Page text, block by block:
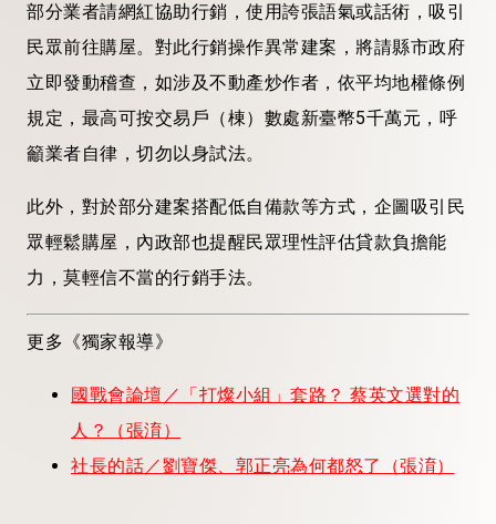
部分業者請網紅協助行銷，使用誇張語氣或話術，吸引
民眾前往購屋。對此行銷操作異常建案，將請縣市政府
立即發動稽查，如涉及不動產炒作者，依平均地權條例
規定，最高可按交易戶（棟）數處新臺幣5千萬元，呼
籲業者自律，切勿以身試法。
此外，對於部分建案搭配低自備款等方式，企圖吸引民
眾輕鬆購屋，內政部也提醒民眾理性評估貸款負擔能
力，莫輕信不當的行銷手法。
更多《獨家報導》
國戰會論壇／「打燦小組」套路？ 蔡英文選對的
人？（張淯）
社長的話／劉寶傑、郭正亮為何都怒了（張淯）